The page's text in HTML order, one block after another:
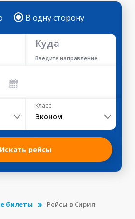
В одну сторону
Куда
Введите направление
Класс
Эконом
Искать рейсы
билеты Рейсы в Сирия